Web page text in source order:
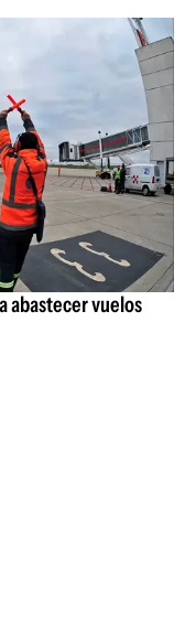
abastecer vuelos